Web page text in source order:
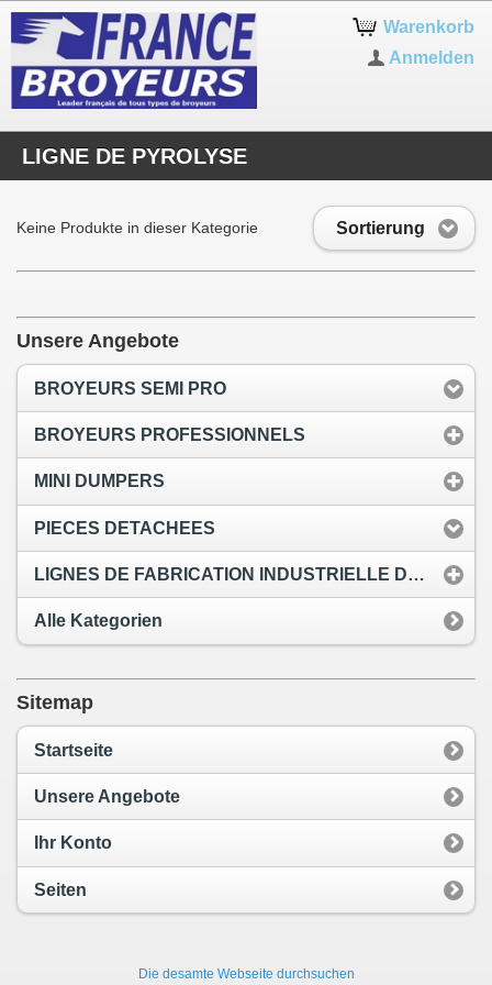
Warenkorb
Anmelden
LIGNE DE PYROLYSE
Sortierung
Keine Produkte in dieser Kategorie
Unsere Angebote
BROYEURS SEMI PRO
BROYEURS PROFESSIONNELS
MINI DUMPERS
PIECES DETACHEES
LIGNES DE FABRICATION INDUSTRIELLE DE PELLETS
Alle Kategorien
Sitemap
Startseite
Unsere Angebote
Ihr Konto
Seiten
Die desamte Webseite durchsuchen